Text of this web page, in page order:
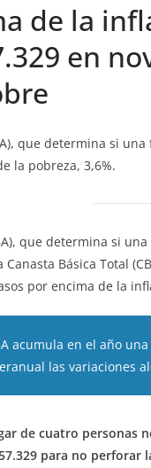
de la
en
que determina si
la pobreza, 3,6%.
que determina si
Básica Total
por encima de la
acumula en el año
las variaciones
de cuatro personas
para no perforar